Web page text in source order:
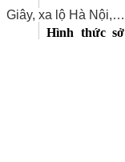
Hình thức sở
Giây, xa lộ Hà Nội,…